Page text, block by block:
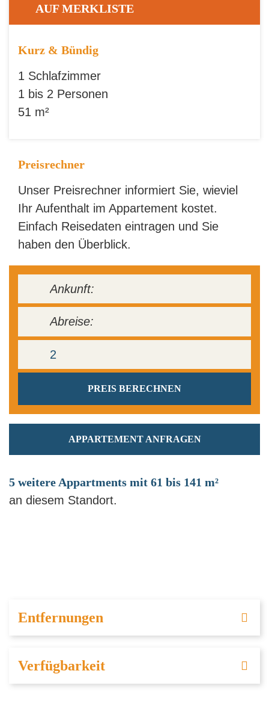
AUF MERKLISTE
Kurz & Bündig
1 Schlafzimmer
1 bis 2 Personen
51 m²
Preisrechner
Unser Preisrechner informiert Sie, wieviel
Ihr Aufenthalt im Appartement kostet.
Einfach Reisedaten eintragen und Sie
haben den Überblick.
APPARTEMENT ANFRAGEN
5 weitere Appartments mit 61 bis 141 m²
an diesem Standort.
Entfernungen
Verfügbarkeit